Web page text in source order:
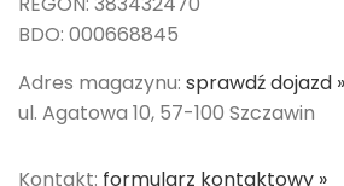
BDO: 000668845
Adres magazynu: sprawdź dojazd »
ul. Agatowa 10, 57-100 Szczawin
Kontakt: formularz kontaktowy »